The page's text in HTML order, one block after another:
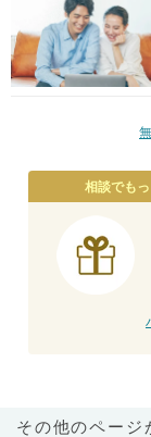
相談でも
その他のページ